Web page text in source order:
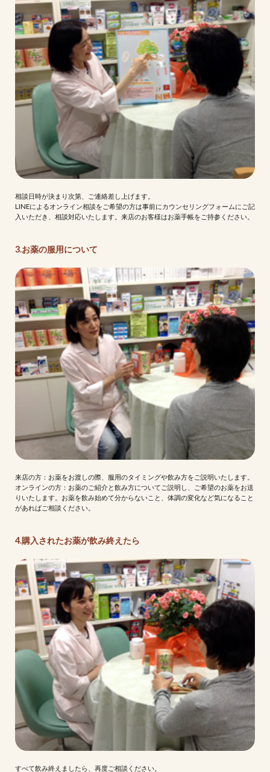
相談日時が決まり次第、ご連絡差し上げます。
LINEによるオンライン相談をご希望の方は事前にカウンセリングフォームにご記
入いただき、相談対応いたします。来店のお客様はお薬手帳をご持参ください。
3.お薬の服用について
来店の方：お薬をお渡しの際、服用のタイミングや飲み方をご説明いたします。
オンラインの方：お薬のご紹介と飲み方についてご説明し、ご希望のお薬をお送
りいたします。お薬を飲み始めて分からないこと、体調の変化など気になること
があればご相談ください。
4.購入されたお薬が飲み終えたら
すべて飲み終えましたら、再度ご相談ください。